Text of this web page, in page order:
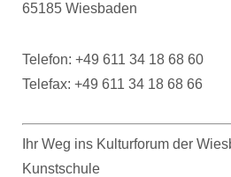
65185 Wiesbaden
Telefon: +49 611 34 18 68 60
Telefax: +49 611 34 18 68 66
Ihr Weg ins Kulturforum der
Kunstschule